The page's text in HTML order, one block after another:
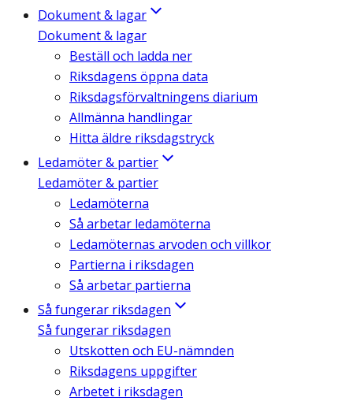
Dokument & lagar
Dokument & lagar
Beställ och ladda ner
Riksdagens öppna data
Riksdagsförvaltningens diarium
Allmänna handlingar
Hitta äldre riksdagstryck
Ledamöter & partier
Ledamöter & partier
Ledamöterna
Så arbetar ledamöterna
Ledamöternas arvoden och villkor
Partierna i riksdagen
Så arbetar partierna
Så fungerar riksdagen
Så fungerar riksdagen
Utskotten och EU-nämnden
Riksdagens uppgifter
Arbetet i riksdagen